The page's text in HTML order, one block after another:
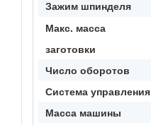
Зажим шпинделя
Макс. масса
заготовки
Число оборотов
Система управления
Масса машины